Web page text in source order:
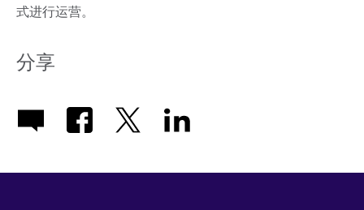
式进行运营。
分享